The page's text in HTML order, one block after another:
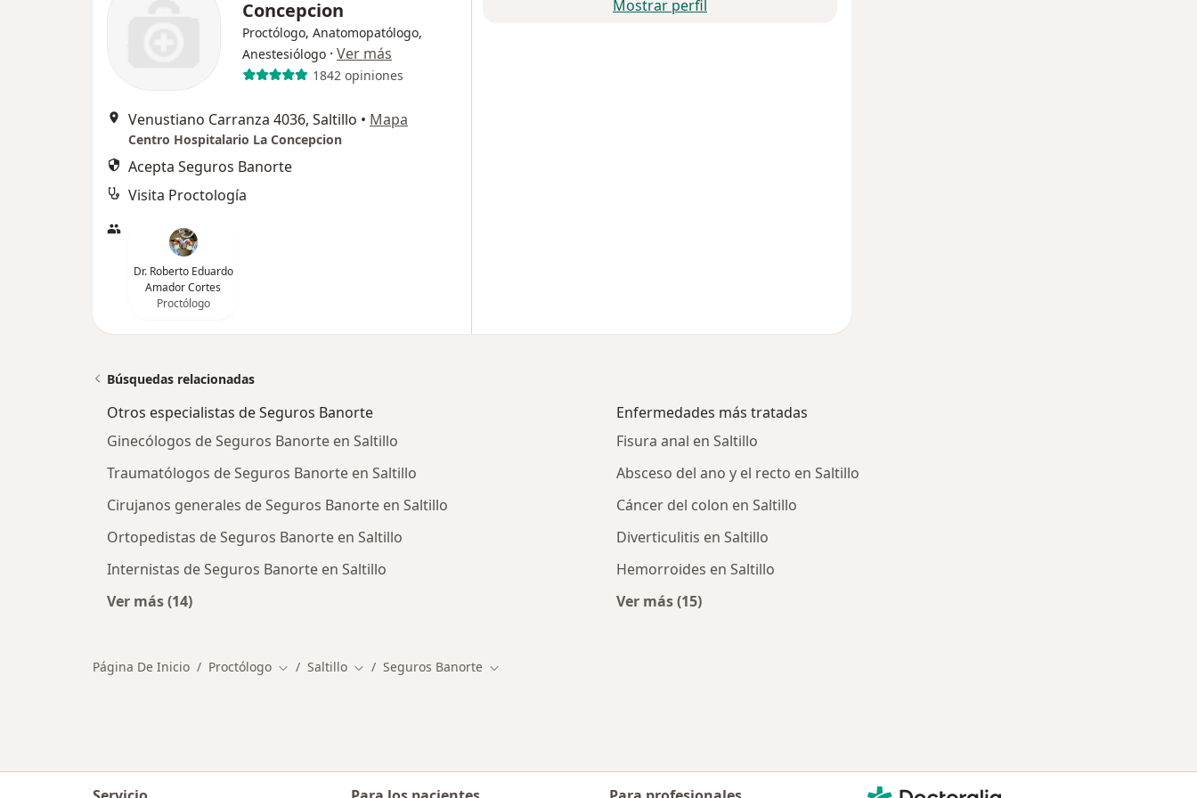
Concepcion
Proctólogo, Anatomopatólogo,
Anestesiólogo · Ver más
1842 opiniones
Venustiano Carranza 4036, Saltillo • Mapa
Centro Hospitalario La Concepcion
Acepta Seguros Banorte
Visita Proctología
Dr. Roberto Eduardo
Amador Cortes
Proctólogo
Mostrar perfil
Búsquedas relacionadas
Otros especialistas de Seguros Banorte
Ginecólogos de Seguros Banorte en Saltillo
Traumatólogos de Seguros Banorte en Saltillo
Cirujanos generales de Seguros Banorte en Saltillo
Ortopedistas de Seguros Banorte en Saltillo
Internistas de Seguros Banorte en Saltillo
Ver más (14)
Enfermedades más tratadas
Fisura anal en Saltillo
Absceso del ano y el recto en Saltillo
Cáncer del colon en Saltillo
Diverticulitis en Saltillo
Hemorroides en Saltillo
Ver más (15)
Página De Inicio Proctólogo Cambiar de ciudad
Saltillo Cambiar de ciudad
Seguros Banorte Cambiar de ciudad
Doctoralia - Página de inicio